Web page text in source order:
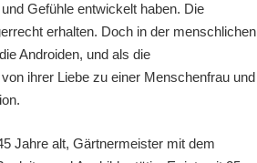
Gefühle entwickelt haben. Die
erhalten. Doch in der menschlichen
Androiden, und als die
ihrer Liebe zu einer Menschenfrau und
Jahre alt, Gärtnermeister mit dem